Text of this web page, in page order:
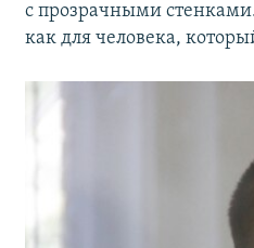
с прозрачными
как для человека,